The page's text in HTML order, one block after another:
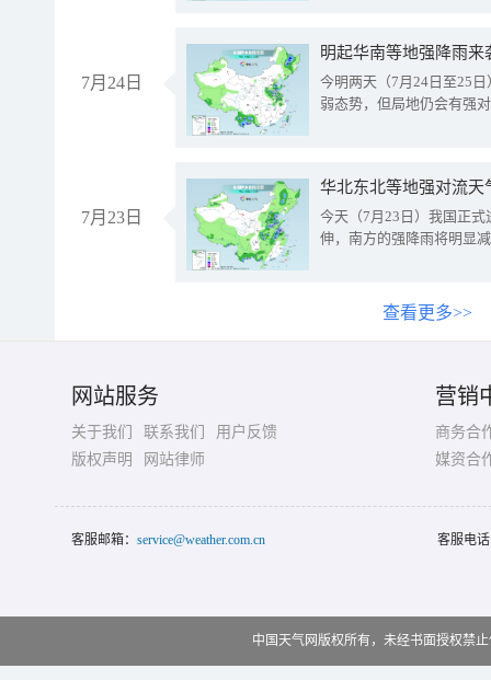
7月24日
明起华南等地强降雨
今明两天（7月24日至25
弱态势，但局地仍会有强
7月23日
华北东北等地强对流天
今天（7月23日）我国正
伸，南方的强降雨将明显
查看更多>>
网站服务
关于我们 联系我们
用户反馈
版权声明
网站律师
营销
商务合
媒资合
客服邮箱： service@weather.com.cn 客服电
中国天气网版权所有，未经书面授权